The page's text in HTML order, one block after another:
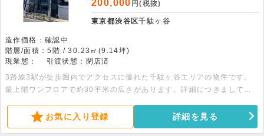
200,000 円(税抜)
東京都渋谷区千駄ヶ谷
造作価格：確認中
階層/面積：5階 / 30.23㎡(9.14坪)
現業態：
引渡状態：閉店済
3路線3駅が徒歩圏内でアクセスに優れた千駄ヶ谷エリアの物件です。
最上階ワンフロアで約30平米の広さがあります。詳細につきましては
お気に入り登録 詳細を見る